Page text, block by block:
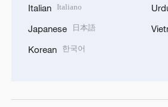
Italian Italiano
Japanese 日本語
Korean 한국어